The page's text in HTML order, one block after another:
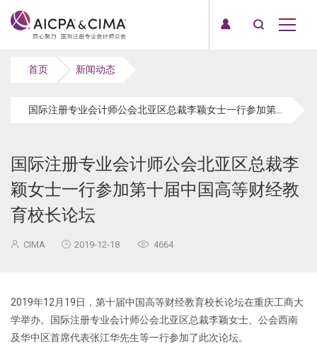
首页 新闻动态
国际注册专业会计师公会北亚区总裁李
颖女士一行参加第十届中国高等财经教
育校长论坛
CIMA 2019-12-18 4664
2019年12月19日，第十届中国高等财经教育校长论坛在重庆工商大
学举办。国际注册专业会计师公会北亚区总裁李颖女士、公会西南
及华中区首席代表张江华先生等一行参加了此次论坛。